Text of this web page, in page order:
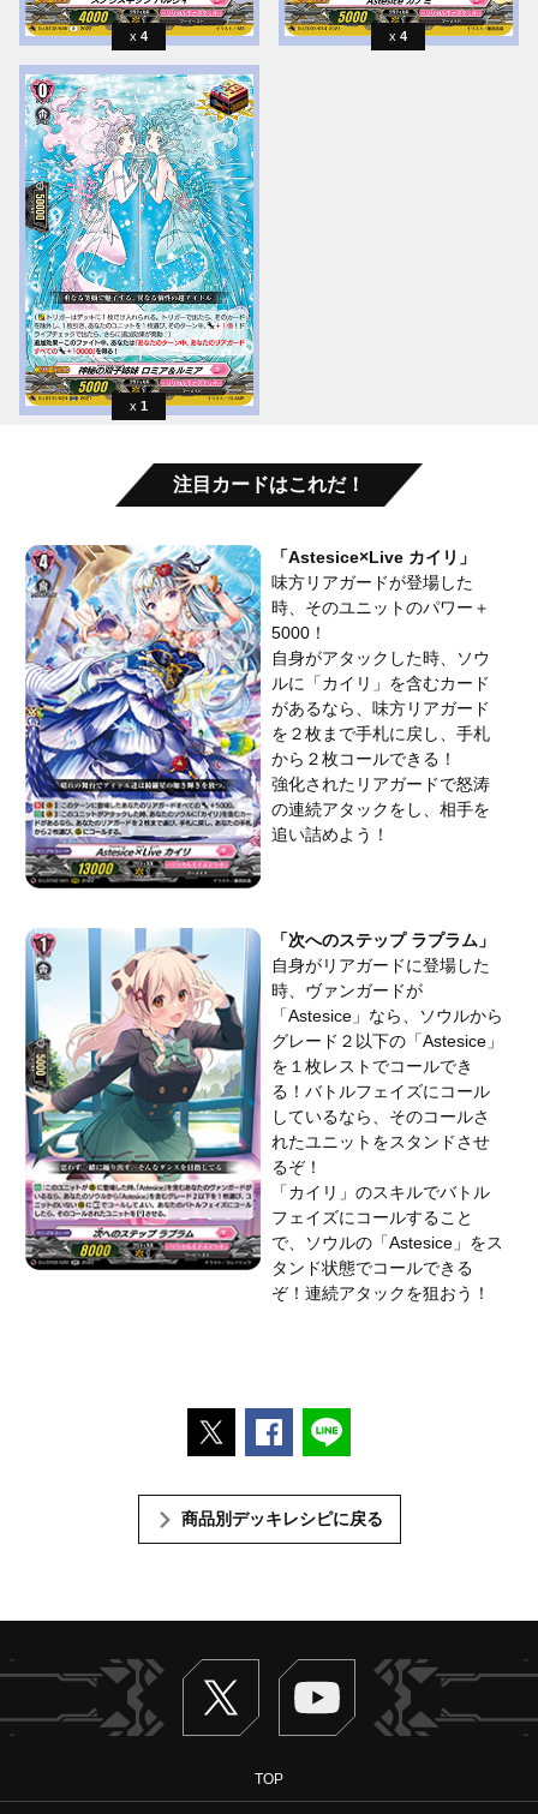
4 4
1
注目カードはこれだ！
「Astesice×Live カイリ」
味方リアガードが登場した
時、そのユニットのパワー＋
5000！
自身がアタックした時、ソウ
ルに「カイリ」を含むカード
があるなら、味方リアガード
を２枚まで手札に戻し、手札
から２枚コールできる！
強化されたリアガードで怒涛
の連続アタックをし、相手を
追い詰めよう！
「次へのステップ ラプラム」
自身がリアガードに登場した
時、ヴァンガードが
「Astesice」なら、ソウルから
グレード２以下の「Astesice」
を１枚レストでコールでき
る！バトルフェイズにコール
しているなら、そのコールさ
れたユニットをスタンドさせ
るぞ！
「カイリ」のスキルでバトル
フェイズにコールすること
で、ソウルの「Astesice」をス
タンド状態でコールできる
ぞ！連続アタックを狙おう！
ポストするFacebookでシェアする
商品別デッキレシピに戻る
Twitter ヴァンガードch
TOP